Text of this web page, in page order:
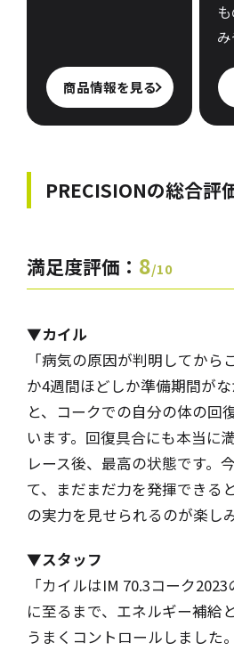
商品情報を見る
PRECISIONの総合評
満足度評価： 8/10
▼カイル
「病気の原因が判明してから
か4週間ほどしか準備期間が
と、コークでの自分の体の回
います。回復具合にも本当に
レース後、最高の状態です。
て、まだまだ力を発揮できる
の実力を見せられるのが楽しみ
▼スタッフ
「カイルはIM 70.3コーク
に至るまで、エネルギー補給
うまくコントロールしました